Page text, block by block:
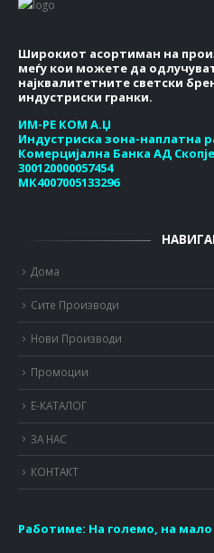
Широкиот асортиман на
меѓу кои можете да
најквалитетните светски
индустриски гранки.
ИМ-РЕ КОМ А.Џ
Индустриска зона-наплатна
Комерцијална Банка АД Скопје
300120000057454
МК4007005133296
Дома
Сите Производи
Нови Производи
Промоции
Е-КАТАЛОГ
ЗА НАС
КОНТАКТ
Работиме: На големо, на